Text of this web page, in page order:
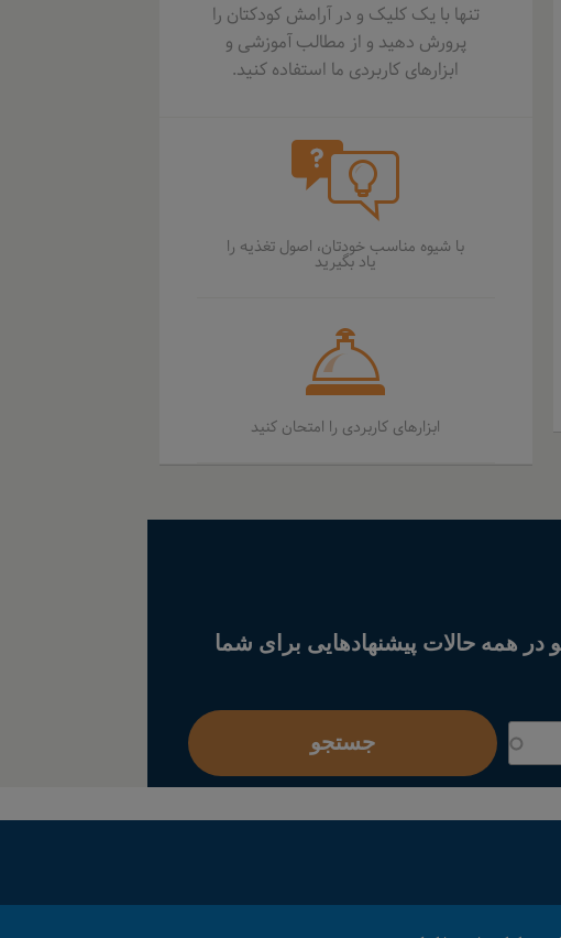
تنها با یک کلیک و در آرامش کودکتان را
پرورش دهيد و از مطالب آموزشی و
ابزارهای کاربردی ما استفاده کنید.
با شیوه مناسب خودتان، اصول تغذیه را
یاد بگیرید
ابزارهای كاربردی را امتحان كنيد
همه حالات پیشنهادهایی برای شما